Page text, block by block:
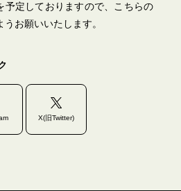
予定しておりますので、こちらの
お願いいたします。
X(旧Twitter)